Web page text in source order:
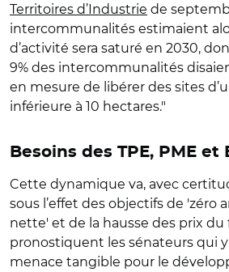
Territoires d’Industrie de
intercommunalités estimaient
d’activité sera saturé en 2030,
9% des intercommunalités
en mesure de libérer des sites
inférieure à 10 hectares."
Besoins des TPE, PME et
Cette dynamique va, avec
sous l’effet des objectifs de 'zéro
nette' et de la hausse des prix du
pronostiquent les sénateurs qui
menace tangible pour le